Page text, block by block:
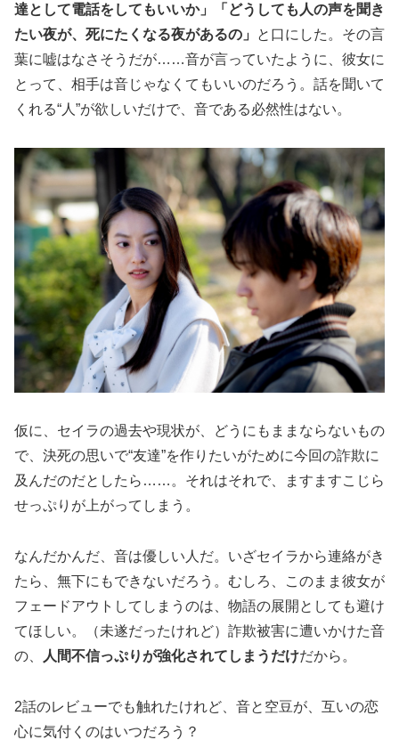
達として電話をしてもいいか」「どうしても人の声を聞き
たい夜が、死にたくなる夜があるの」
と口にした。その言
葉に嘘はなさそうだが……音が言っていたように、彼女に
とって、相手は音じゃなくてもいいのだろう。話を聞いて
くれる“人”が欲しいだけで、音である必然性はない。
仮に、セイラの過去や現状が、どうにもままならないもの
で、決死の思いで“友達”を作りたいがために今回の詐欺に
及んだのだとしたら……。それはそれで、ますますこじら
せっぷりが上がってしまう。
なんだかんだ、音は優しい人だ。いざセイラから連絡がき
たら、無下にもできないだろう。むしろ、このまま彼女が
フェードアウトしてしまうのは、物語の展開としても避け
てほしい。（未遂だったけれど）詐欺被害に遭いかけた音
の、
人間不信っぷりが強化されてしまうだけだから。
2話のレビューでも触れたけれど、音と空豆が、互いの恋
心に気付くのはいつだろう？